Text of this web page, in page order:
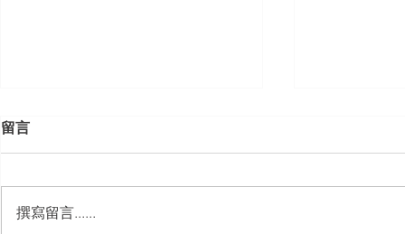
留言
撰寫留言......